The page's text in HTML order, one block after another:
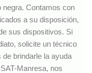
Contamos con
a su disposición,
sus dispositivos. Si
solicite un técnico
brindarle la ayuda
Manresa, nos